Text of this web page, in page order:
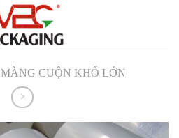
MÀNG CUỘN KHỔ LỚN